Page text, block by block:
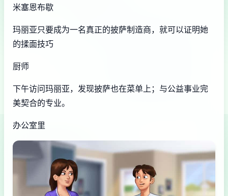
米塞恩布歇
玛丽亚只要成为一名真正的披萨制造商，就可以证明她
的揉面技巧
厨师
下午访问玛丽亚，发现披萨也在菜单上；与公益事业完
美契合的专业。
办公室里